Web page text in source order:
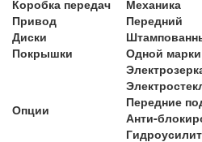
Коробка передач
Механика
Привод
Передний
Диски
Покрышки
Одной марки
Опции
Передние
Анти-